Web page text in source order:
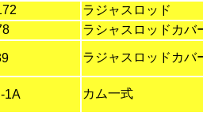
ラジャスロッド
ラシャスロッドカバ
ラジャスロッドカバ
1A カム一式